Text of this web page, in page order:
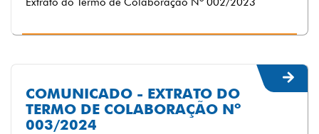
COMUNICADO - EXTRATO DO
TERMO DE COLABORAÇÃO Nº
003/2024